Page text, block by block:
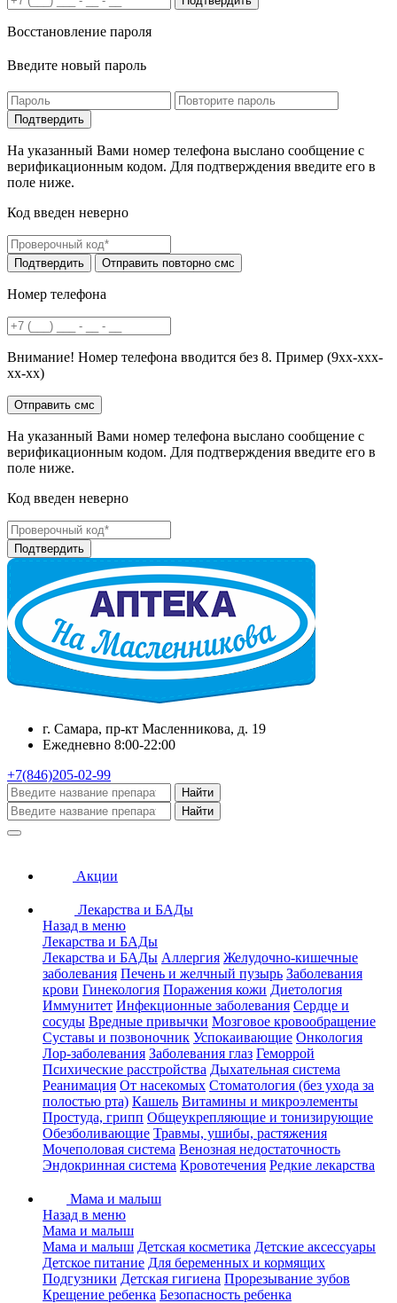
Восстановление пароля
Введите новый пароль
На указанный Вами номер телефона выслано сообщение с
верификационным кодом. Для подтверждения введите его в
поле ниже.
Код введен неверно
Номер телефона
Внимание! Номер телефона вводится без 8. Пример (9хх-ххх-
хх-хх)
На указанный Вами номер телефона выслано сообщение с
верификационным кодом. Для подтверждения введите его в
поле ниже.
Код введен неверно
г. Самара, пр-кт Масленникова, д. 19
Ежедневно 8:00-22:00
+7(846)205-02-99
Найти
Найти
Акции
Лекарства и БАДы
Назад в меню
Лекарства и БАДы
Лекарства и БАДы Аллергия Желудочно-кишечные
заболевания Печень и желчный пузырь Заболевания
крови Гинекология Поражения кожи Диетология
Иммунитет Инфекционные заболевания Сердце и
сосуды Вредные привычки Мозговое кровообращение
Суставы и позвоночник Успокаивающие Онкология
Лор-заболевания Заболевания глаз Геморрой
Психические расстройства Дыхательная система
Реанимация От насекомых Стоматология (без ухода за
полостью рта) Кашель Витамины и микроэлементы
Простуда, грипп Общеукрепляющие и тонизирующие
Обезболивающие Травмы, ушибы, растяжения
Мочеполовая система Венозная недостаточность
Эндокринная система Кровотечения Редкие лекарства
Мама и малыш
Назад в меню
Мама и малыш
Мама и малыш Детская косметика Детские аксессуары
Детское питание Для беременных и кормящих
Подгузники Детская гигиена Прорезывание зубов
Крещение ребенка Безопасность ребенка